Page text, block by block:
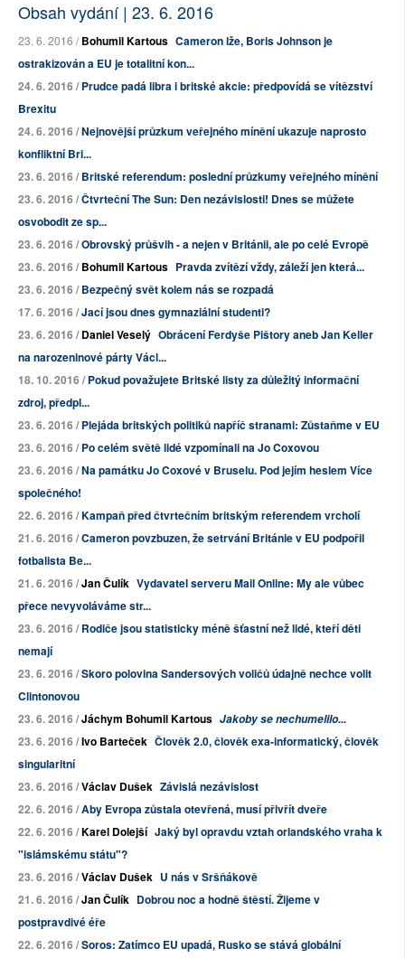
Obsah vydání | 23. 6. 2016
23. 6. 2016 /Bohumil Kartous Cameron lže, Boris Johnson je
ostrakizován a EU jetotalitní kon...
24. 6. 2016 /Prudce padá libra i britské akcie: předpovídá se vítězství
Brexitu
24. 6. 2016 /Nejnovější průzkum veřejného mínění ukazuje naprosto
konfliktní Bri...
23. 6. 2016 /Britské referendum: poslední průzkumy veřejného mínění
23. 6. 2016 /Čtvrteční The Sun: Den nezávislosti! Dnes se můžete
osvobodit ze sp...
23. 6. 2016 /Obrovský průšvih - a nejen v Británii, ale po celé Evropě
23. 6. 2016 /Bohumil Kartous Pravda zvítězí vždy, záleží jen která...
23. 6. 2016 /Bezpečný svět kolem nás se rozpadá
17. 6. 2016 /Jací jsou dnes gymnaziální studenti?
23. 6. 2016 /Daniel Veselý Obrácení Ferdyše Pištory aneb Jan Keller
na narozeninové párty Václ...
18. 10. 2016 /Pokud považujete Britské listy za důležitý informační
zdroj, předpl...
23. 6. 2016 /Plejáda britských politiků napříč stranami: Zůstaňme v EU
23. 6. 2016 /Po celém světě lidé vzpomínali na Jo Coxovou
23. 6. 2016 /Na památku Jo Coxové v Bruselu. Pod jejím heslem Více
společného!
22. 6. 2016 /Kampaň před čtvrtečním britským referendem vrcholí
21. 6. 2016 /Cameron povzbuzen, že setrvání Británie v EU podpořil
fotbalista Be...
21. 6. 2016 /Jan Čulík Vydavatel serveru Mail Online: My ale vůbec
přece nevyvoláváme str...
23. 6. 2016 /Rodiče jsou statisticky méně šťastní než lidé, kteří děti
nemají
23. 6. 2016 /Skoro polovina Sandersových voličů údajně nechce volit
Clintonovou
23. 6. 2016 /Jáchym Bohumil Kartous Jakoby se nechumelilo...
23. 6. 2016 /Ivo Barteček Člověk 2.0, člověk exa-informatický, člověk
singularitní
23. 6. 2016 /Václav Dušek Závislá nezávislost
22. 6. 2016 /Aby Evropa zůstala otevřená, musí přivřít dveře
22. 6. 2016 /Karel Dolejší Jaký byl opravdu vztah orlandského vraha k
"islámskému státu"?
23. 6. 2016 /Václav Dušek U nás v Sršňákově
21. 6. 2016 /Jan Čulík Dobrou noc a hodně štěstí. Žijeme v
postpravdivé éře
22. 6. 2016 /Soros: Zatímco EU upadá, Rusko se stává globální